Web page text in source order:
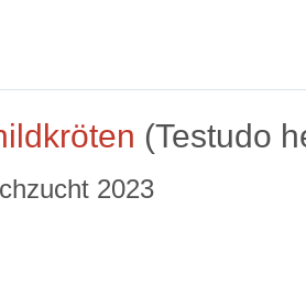
(Testudo
2023